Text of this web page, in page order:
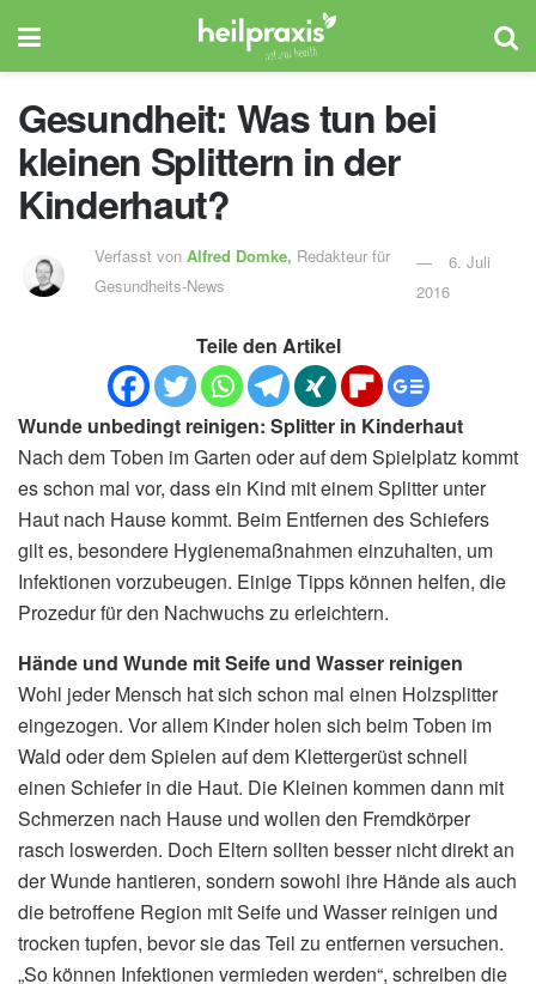
Gesundheit: Was tun bei
kleinen Splittern in der
Kinderhaut?
Verfasst von Alfred Domke, Redakteur für
Gesundheits-News
6. Juli
2016
Teile den Artikel
Wunde unbedingt reinigen: Splitter in Kinderhaut
Nach dem Toben im Garten oder auf dem Spielplatz kommt
es schon mal vor, dass ein Kind mit einem Splitter unter
Haut nach Hause kommt. Beim Entfernen des Schiefers
gilt es, besondere Hygienemaßnahmen einzuhalten, um
Infektionen vorzubeugen. Einige Tipps können helfen, die
Prozedur für den Nachwuchs zu erleichtern.
Hände und Wunde mit Seife und Wasser reinigen
Wohl jeder Mensch hat sich schon mal einen Holzsplitter
eingezogen. Vor allem Kinder holen sich beim Toben im
Wald oder dem Spielen auf dem Klettergerüst schnell
einen Schiefer in die Haut. Die Kleinen kommen dann mit
Schmerzen nach Hause und wollen den Fremdkörper
rasch loswerden. Doch Eltern sollten besser nicht direkt an
der Wunde hantieren, sondern sowohl ihre Hände als auch
die betroffene Region mit Seife und Wasser reinigen und
trocken tupfen, bevor sie das Teil zu entfernen versuchen.
„So können Infektionen vermieden werden“, schreiben die